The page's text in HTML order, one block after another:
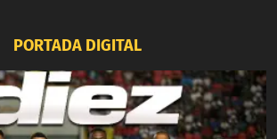
PORTADA DIGITAL